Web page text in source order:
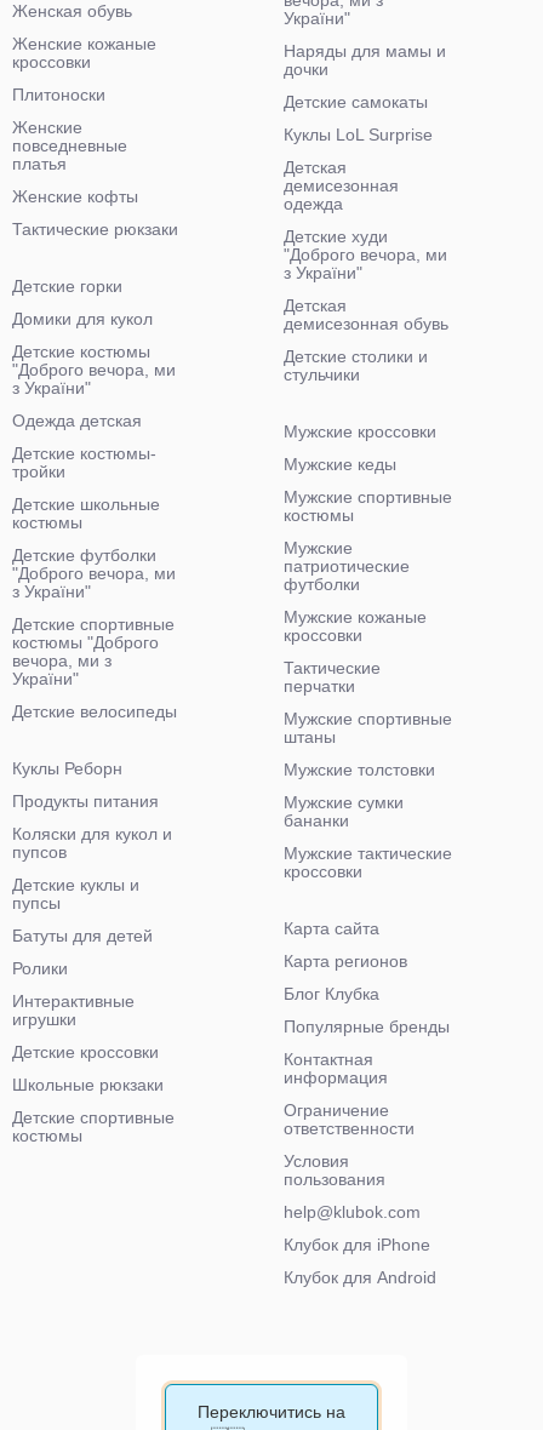
Женская обувь
Женские кожаные
кроссовки
Плитоноски
Женские
повседневные
платья
Женские кофты
Тактические рюкзаки
України"
Наряды для мамы и
дочки
Детские самокаты
Куклы LoL Surprise
Детская
демисезонная
одежда
Детские худи
"Доброго вечора, ми
з України"
Детская
демисезонная обувь
Детские столики и
стульчики
Детские горки
Домики для кукол
Детские костюмы
"Доброго вечора, ми
з України"
Одежда детская
Детские костюмы-
тройки
Детские школьные
костюмы
Детские футболки
"Доброго вечора, ми
з України"
Детские спортивные
костюмы "Доброго
вечора, ми з
України"
Детские велосипеды
Мужские кроссовки
Мужские кеды
Мужские спортивные
костюмы
Мужские
патриотические
футболки
Мужские кожаные
кроссовки
Тактические
перчатки
Мужские спортивные
штаны
Мужские толстовки
Мужские сумки
бананки
Мужские тактические
кроссовки
Куклы Реборн
Продукты питания
Коляски для кукол и
пупсов
Детские куклы и
пупсы
Батуты для детей
Ролики
Интерактивные
игрушки
Детские кроссовки
Школьные рюкзаки
Детские спортивные
костюмы
Карта сайта
Карта регионов
Блог Клубка
Популярные бренды
Контактная
информация
Ограничение
ответственности
Условия
пользования
help@klubok.com
Клубок для iPhone
Клубок для Android
Переключитись на